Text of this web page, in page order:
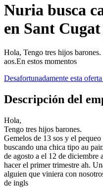
Nuria busca
en Sant
Hola, Tengo tres hijos
aos.En estos momentos
Desafortunadamente esta
Descripción del
Hola,
Tengo tres hijos barones.
Gemelos de 13 sos y el
buscando una chica tipo au
de agosto a el 12 de diciembre
hacer el primer trimestre ah.
alguien que viniera con
de ingls